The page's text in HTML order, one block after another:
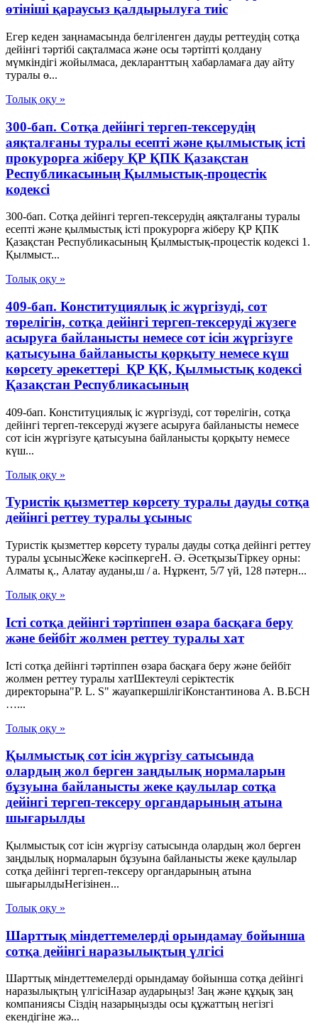
өтініші қараусыз қалдырылуға тиіс
Егер кеден заңнамасында белгіленген дауды реттеудің сотқа
дейінгі тәртібі сақталмаса және осы тәртіпті қолдану
мүмкіндігі жойылмаса, декларанттың хабарламаға дау айту
туралы ө...
Толық оқу »
300-бап. Сотқа дейінгі тергеп-тексерудің
аяқталғаны туралы есепті және қылмыстық істі
прокурорға жіберу ҚР ҚПК Қазақстан
Республикасының Қылмыстық-процестік
кодексi
300-бап. Сотқа дейінгі тергеп-тексерудің аяқталғаны туралы
есепті және қылмыстық істі прокурорға жіберу ҚР ҚПК
Қазақстан Республикасының Қылмыстық-процестік кодексi 1.
Қылмыст...
Толық оқу »
409-бап. Конституциялық іс жүргізуді, сот
төрелігін, сотқа дейінгі тергеп-тексерудi жүзеге
асыруға байланысты немесе сот ісін жүргізуге
қатысуына байланысты қорқыту немесе күш
көрсету әрекеттерi ҚР ҚК, Қылмыстық кодексi
Қазақстан Республикасының
409-бап. Конституциялық іс жүргізуді, сот төрелігін, сотқа
дейінгі тергеп-тексерудi жүзеге асыруға байланысты немесе
сот ісін жүргізуге қатысуына байланысты қорқыту немесе
күш...
Толық оқу »
Туристік қызметтер көрсету туралы дауды сотқа
дейінгі реттеу туралы ұсыныс
Туристік қызметтер көрсету туралы дауды сотқа дейінгі реттеу
туралы ұсынысЖеке кәсіпкергеН. Ә. ӘсетқызыТіркеу орны:
Алматы қ., Алатау ауданы,ш / а. Нұркент, 5/7 үй, 128 пәтерн...
Толық оқу »
Істі сотқа дейінгі тәртіппен өзара басқаға беру
және бейбіт жолмен реттеу туралы хат
Істі сотқа дейінгі тәртіппен өзара басқаға беру және бейбіт
жолмен реттеу туралы хатШектеулі серіктестік
директорына"P. L. S" жауапкершілігіКонстантинова А. В.БСН
…...
Толық оқу »
Қылмыстық сот ісін жүргізу сатысында
олардың жол берген заңдылық нормаларын
бұзуына байланысты жеке қаулылар сотқа
дейінгі тергеп-тексеру органдарының атына
шығарылды
Қылмыстық сот ісін жүргізу сатысында олардың жол берген
заңдылық нормаларын бұзуына байланысты жеке қаулылар
сотқа дейінгі тергеп-тексеру органдарының атына
шығарылдыНегізінен...
Толық оқу »
Шарттық міндеттемелерді орындамау бойынша
сотқа дейінгі наразылықтың үлгісі
Шарттық міндеттемелерді орындамау бойынша сотқа дейінгі
наразылықтың үлгісіНазар аударыңыз! Заң және құқық заң
компаниясы Сіздің назарыңызды осы құжаттың негізгі
екендігіне жә...